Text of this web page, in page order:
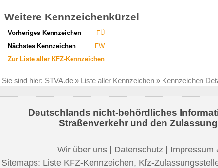
Weitere Kennzeichenkürzel
Vorheriges Kennzeichen
FÜ
Nächstes Kennzeichen
FW
Zur Liste aller KFZ-Kennzeichen
Sie sind hier: STVA.de » Liste aller Kennzeichen » Kennzeichen
Deutschlands nicht-behördliches
Straßenverkehr und den
Wir über uns | Datenschutz | Impressum
Sitemaps: Liste KFZ-Kennzeichen, Kfz-